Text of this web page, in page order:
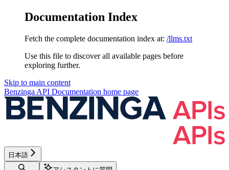
Documentation Index
Fetch the complete documentation index at: /llms.txt
Use this file to discover all available pages before
exploring further.
Skip to main content
Benzinga API Documentation home page
日本語